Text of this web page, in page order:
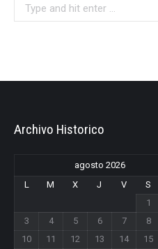
Archivo Historico
agosto 2026
L
M X J V S
1
3
4 5 6 7 8
10
11 12 13 14 15